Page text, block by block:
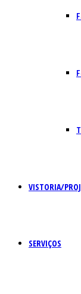
VISTORIA/
SERVIÇOS